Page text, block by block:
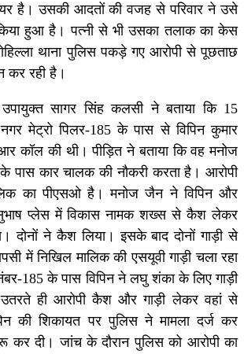
है। उसकी आदतों की वजह से परिवार ने उसे
हुआ है। पत्नी से भी उसका तलाक का केस
थाना पुलिस पकड़े गए आरोपी से पूछताछ
कर रही है।
उपायुक्त सागर सिंह कलसी ने बताया कि 15
मेट्रो पिलर-185 के पास से विपिन कुमार
कॉल की थी। पीड़ित ने बताया कि वह मनोज
के पास कार चालक की नौकरी करता है। आरोपी
का पीएसओ है। मनोज जैन ने विपिन और
प्लेस में विकास नामक शख्स से कैश लेकर
दोनों ने कैश लिया। इसके बाद दोनों गाड़ी से
में निखिल मालिक की एसयूवी गाड़ी चला रहा
185 के पास विपिन ने लघु शंका के लिए गाड़ी
ही आरोपी कैश और गाड़ी लेकर वहां से
की शिकायत पर पुलिस ने मामला दर्ज कर
कर दी। जांच के दौरान पुलिस को आरोपी का